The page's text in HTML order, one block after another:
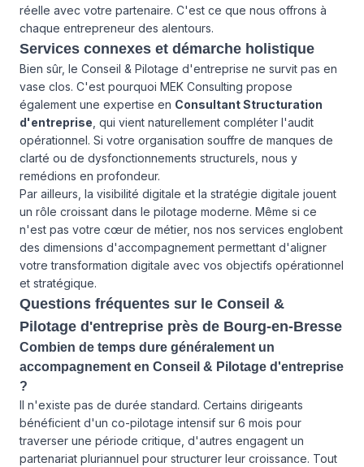
réelle avec votre partenaire. C'est ce que nous offrons à
chaque entrepreneur des alentours.
Services connexes et démarche holistique
Bien sûr, le Conseil & Pilotage d'entreprise ne survit pas en
vase clos. C'est pourquoi MEK Consulting propose
également une expertise en Consultant Structuration
d'entreprise , qui vient naturellement compléter l'audit
opérationnel. Si votre organisation souffre de manques de
clarté ou de dysfonctionnements structurels, nous y
remédions en profondeur.
Par ailleurs, la visibilité digitale et la stratégie digitale jouent
un rôle croissant dans le pilotage moderne. Même si ce
n'est pas votre cœur de métier, nos nos services englobent
des dimensions d'accompagnement permettant d'aligner
votre transformation digitale avec vos objectifs opérationnel
et stratégique.
Questions fréquentes sur le Conseil &
Pilotage d'entreprise près de Bourg-en-Bresse
Combien de temps dure généralement un
accompagnement en Conseil & Pilotage d'entreprise
?
Il n'existe pas de durée standard. Certains dirigeants
bénéficient d'un co-pilotage intensif sur 6 mois pour
traverser une période critique, d'autres engagent un
partenariat pluriannuel pour structurer leur croissance. Tout